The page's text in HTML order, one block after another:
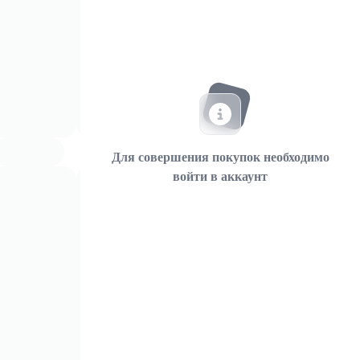
Для совершения покупок необходимо
войти в аккаунт